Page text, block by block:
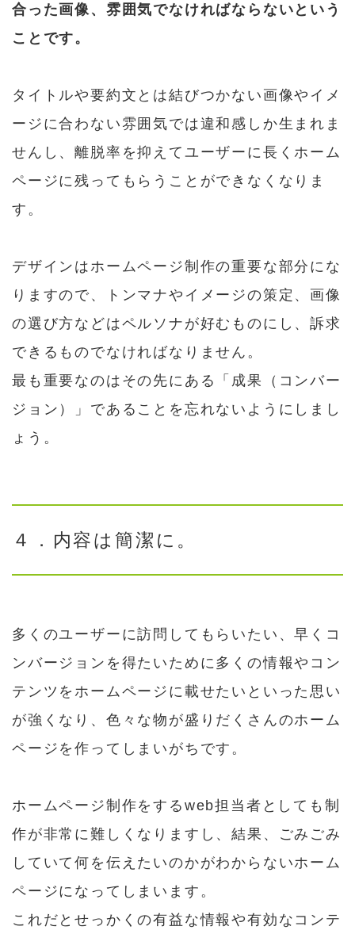
合った画像、雰囲気でなければならないという
ことです。
タイトルや要約文とは結びつかない画像やイメ
ージに合わない雰囲気では違和感しか生まれま
せんし、離脱率を抑えてユーザーに長くホーム
ページに残ってもらうことができなくなりま
す。
デザインはホームページ制作の重要な部分にな
りますので、トンマナやイメージの策定、画像
の選び方などはペルソナが好むものにし、訴求
できるものでなければなりません。
最も重要なのはその先にある「成果（コンバー
ジョン）」であることを忘れないようにしまし
ょう。
４．内容は簡潔に。
多くのユーザーに訪問してもらいたい、早くコ
ンバージョンを得たいために多くの情報やコン
テンツをホームページに載せたいといった思い
が強くなり、色々な物が盛りだくさんのホーム
ページを作ってしまいがちです。
ホームページ制作をするweb担当者としても制
作が非常に難しくなりますし、結果、ごみごみ
していて何を伝えたいのかがわからないホーム
ページになってしまいます。
これだとせっかくの有益な情報や有効なコンテ